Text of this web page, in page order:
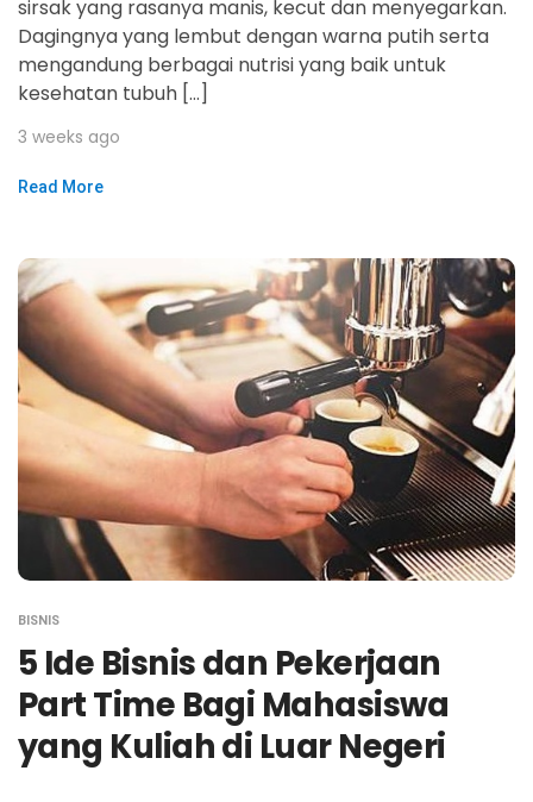
sirsak yang rasanya manis, kecut dan menyegarkan.
Dagingnya yang lembut dengan warna putih serta
mengandung berbagai nutrisi yang baik untuk
kesehatan tubuh […]
3 weeks ago
Read More
BISNIS
5 Ide Bisnis dan Pekerjaan
Part Time Bagi Mahasiswa
yang Kuliah di Luar Negeri